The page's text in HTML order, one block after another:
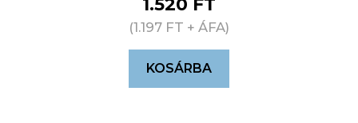
1.520 FT
(1.197 FT + ÁFA)
KOSÁRBA